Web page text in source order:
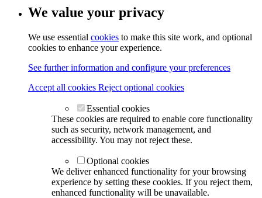
We value your privacy
We use essential cookies to make this site work, and optional
cookies to enhance your experience.
See further information and configure your preferences
Accept all cookies Reject optional cookies
Essential cookies
These cookies are required to enable core functionality
such as security, network management, and
accessibility. You may not reject these.
Optional cookies
We deliver enhanced functionality for your browsing
experience by setting these cookies. If you reject them,
enhanced functionality will be unavailable.